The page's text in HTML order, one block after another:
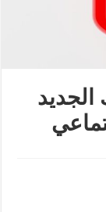
الجديد